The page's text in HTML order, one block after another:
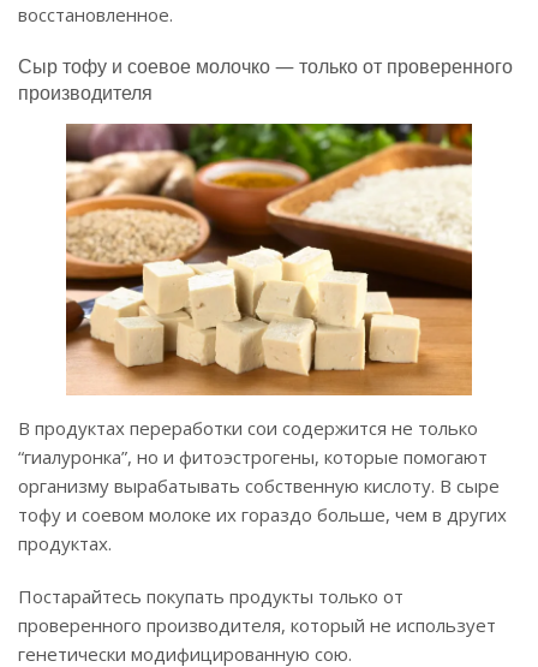
восстановленное.
Сыр тофу и соевое молочко — только от проверенного
производителя
В продуктах переработки сои содержится не только
“гиалуронка”, но и фитоэстрогены, которые помогают
организму вырабатывать собственную кислоту. В сыре
тофу и соевом молоке их гораздо больше, чем в других
продуктах.
Постарайтесь покупать продукты только от
проверенного производителя, который не использует
генетически модифицированную сою.